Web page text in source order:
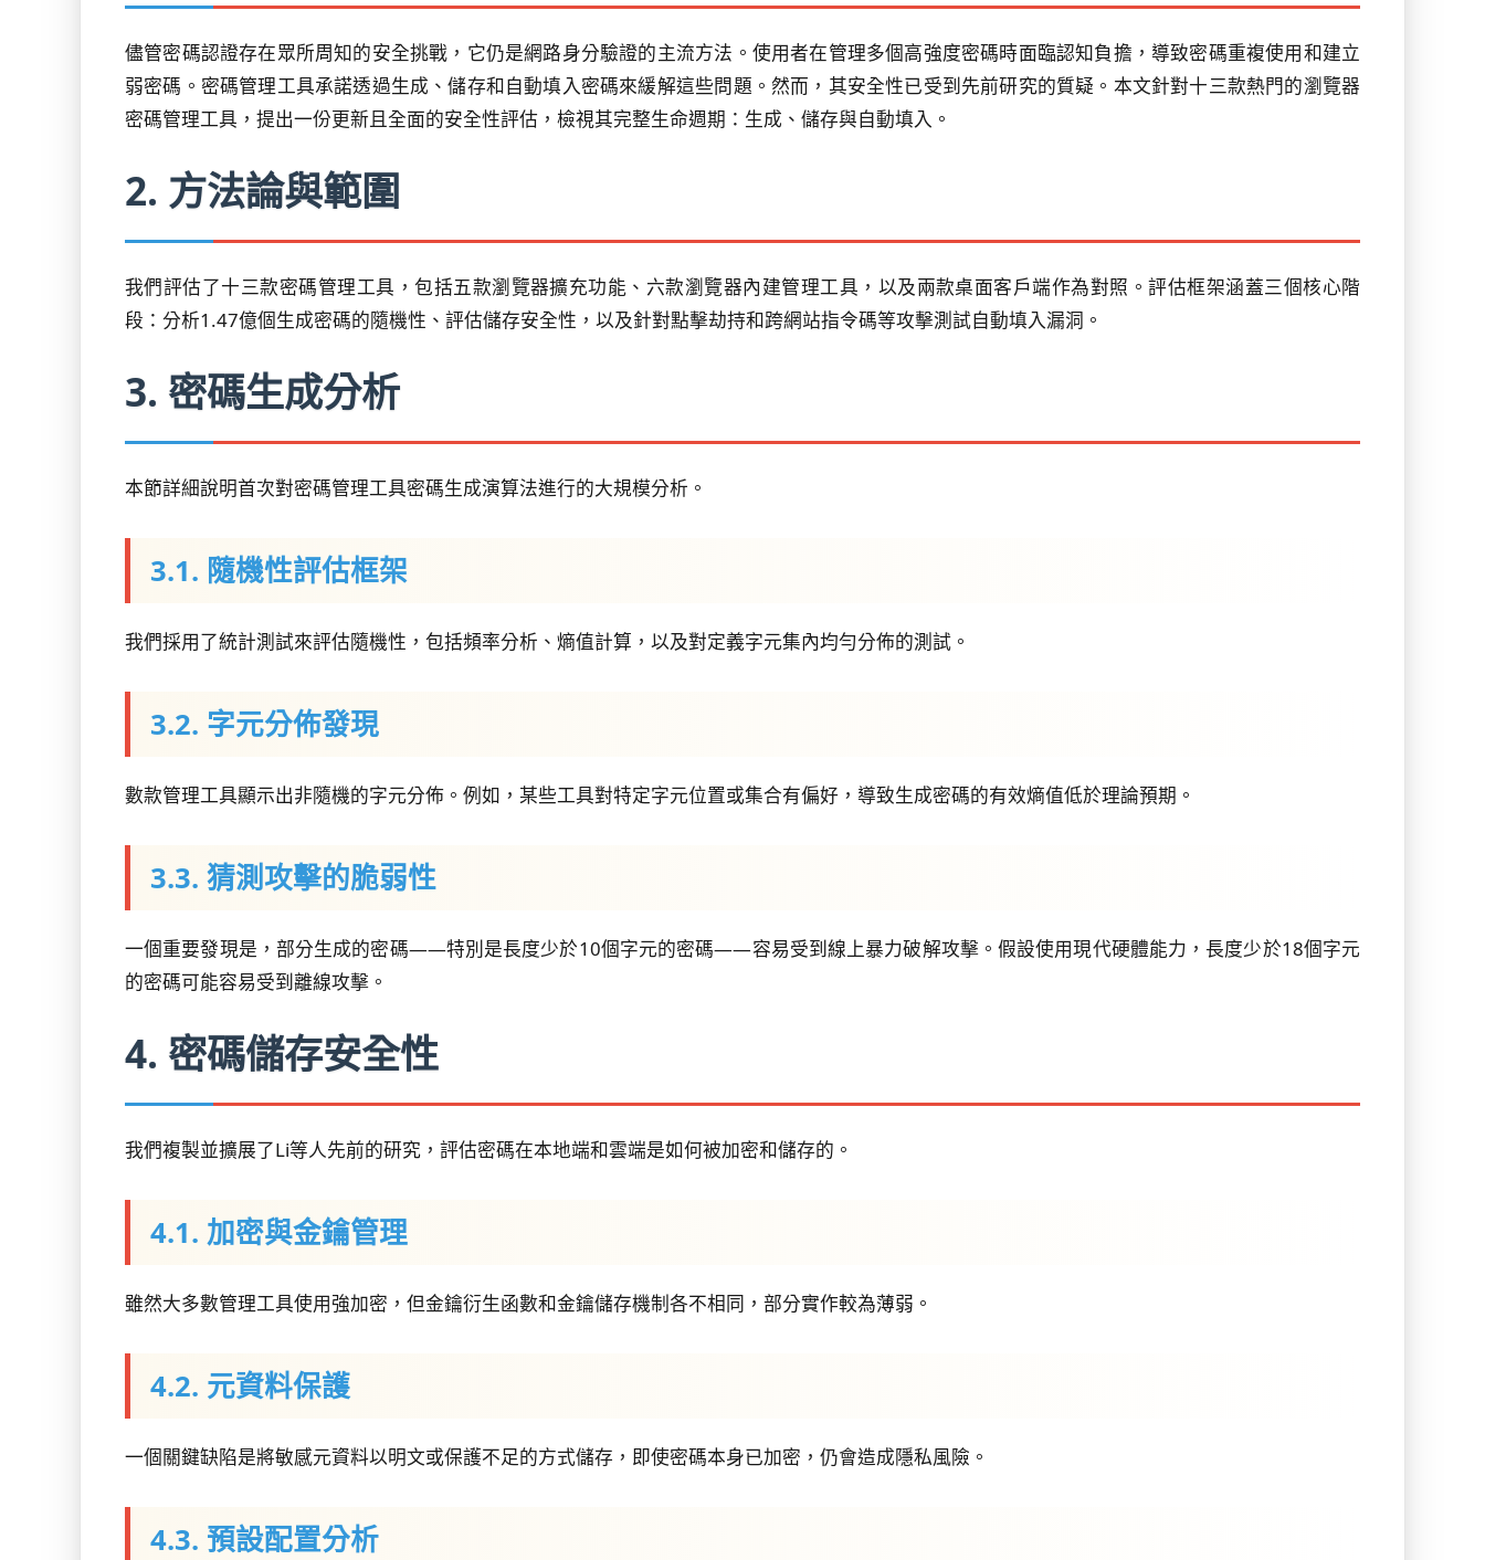
儘管密碼認證存在眾所周知的安全挑戰，它仍是網路身分驗證的主流方法。使用者在管理多個高強度密碼時面臨認知負擔，導致密碼重複使用和建立
弱密碼。密碼管理工具承諾透過生成、儲存和自動填入密碼來緩解這些問題。然而，其安全性已受到先前研究的質疑。本文針對十三款熱門的瀏覽器
密碼管理工具，提出一份更新且全面的安全性評估，檢視其完整生命週期：生成、儲存與自動填入。
2. 方法論與範圍
我們評估了十三款密碼管理工具，包括五款瀏覽器擴充功能、六款瀏覽器內建管理工具，以及兩款桌面客戶端作為對照。評估框架涵蓋三個核心階
段：分析1.47億個生成密碼的隨機性、評估儲存安全性，以及針對點擊劫持和跨網站指令碼等攻擊測試自動填入漏洞。
3. 密碼生成分析
本節詳細說明首次對密碼管理工具密碼生成演算法進行的大規模分析。
3.1. 隨機性評估框架
我們採用了統計測試來評估隨機性，包括頻率分析、熵值計算，以及對定義字元集內均勻分佈的測試。
3.2. 字元分佈發現
數款管理工具顯示出非隨機的字元分佈。例如，某些工具對特定字元位置或集合有偏好，導致生成密碼的有效熵值低於理論預期。
3.3. 猜測攻擊的脆弱性
一個重要發現是，部分生成的密碼——特別是長度少於10個字元的密碼——容易受到線上暴力破解攻擊。假設使用現代硬體能力，長度少於18個字元
的密碼可能容易受到離線攻擊。
4. 密碼儲存安全性
我們複製並擴展了Li等人先前的研究，評估密碼在本地端和雲端是如何被加密和儲存的。
4.1. 加密與金鑰管理
雖然大多數管理工具使用強加密，但金鑰衍生函數和金鑰儲存機制各不相同，部分實作較為薄弱。
4.2. 元資料保護
一個關鍵缺陷是將敏感元資料以明文或保護不足的方式儲存，即使密碼本身已加密，仍會造成隱私風險。
4.3. 預設配置分析